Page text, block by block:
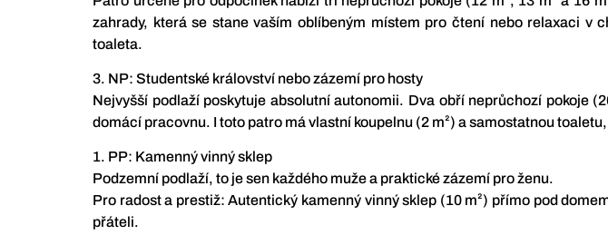
zahrady, která se stane vaším oblíbeným místem pro čtení nebo relaxaci v
toaleta.
3. NP: Studentské království nebo zázemí pro hosty
Nejvyšší podlaží poskytuje absolutní autonomii. Dva obří neprůchozí pokoje
domácí pracovnu. I toto patro má vlastní koupelnu (2 m²) a samostatnou
1. PP: Kamenný vinný sklep
Podzemní podlaží, to je sen každého muže a praktické zázemí pro ženu.
Pro radost a prestiž: Autentický kamenný vinný sklep (10 m²) přímo pod
přáteli.